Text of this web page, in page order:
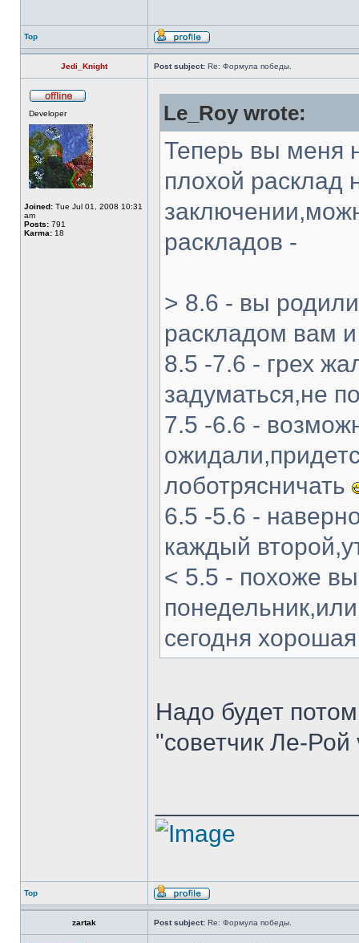
Top
Jedi_Knight Post subject: Re: Формула победы.
Developer
Joined: Tue Jul 01, 2008 10:31
am
Posts: 791
Karma: 18
Le_Roy wrote:
Теперь вы меня
плохой
раскладов -
> 8.6 - вы
раскладом вам
8.5 -7.6 - грех
задуматься,не
7.5 -6.6 -
лоботрясничать
6.5 -5.6 -
каждый
< 5.5 - похоже
сегодня
Надо будет
"советчик Ле-Рой
Top
zartak Post subject: Re: Формула победы.